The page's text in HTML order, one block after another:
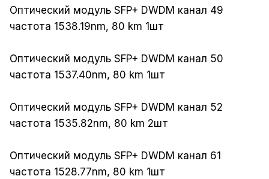
Оптический модуль SFP+ DWDM канал 49
частота 1538.19nm, 80 km 1шт
Оптический модуль SFP+ DWDM канал 50
частота 1537.40nm, 80 km 1шт
Оптический модуль SFP+ DWDM канал 52
частота 1535.82nm, 80 km 2шт
Оптический модуль SFP+ DWDM канал 61
частота 1528.77nm, 80 km 1шт